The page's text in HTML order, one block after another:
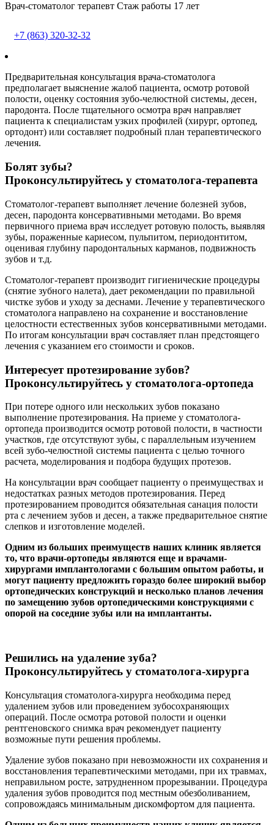
Врач-стоматолог терапевт Стаж работы 17 лет
+7 (863) 320-32-32
Предварительная консультация врача-стоматолога
предполагает выяснение жалоб пациента, осмотр ротовой
полости, оценку состояния зубо-челюстной системы, десен,
пародонта. После тщательного осмотра врач направляет
пациента к специалистам узких профилей (хирург, ортопед,
ортодонт) или составляет подробный план терапевтического
лечения.
Болят зубы?
Проконсультируйтесь у стоматолога-терапевта
Стоматолог-терапевт выполняет лечение болезней зубов,
десен, пародонта консервативными методами. Во время
первичного приема врач исследует ротовую полость, выявляя
зубы, пораженные кариесом, пульпитом, периодонтитом,
оценивая глубину пародонтальных карманов, подвижность
зубов и т.д.
Стоматолог-терапевт производит гигиенические процедуры
(снятие зубного налета), дает рекомендации по правильной
чистке зубов и уходу за деснами. Лечение у терапевтического
стоматолога направлено на сохранение и восстановление
целостности естественных зубов консервативными методами.
По итогам консультации врач составляет план предстоящего
лечения с указанием его стоимости и сроков.
Интересует протезирование зубов?
Проконсультируйтесь у стоматолога-ортопеда
При потере одного или нескольких зубов показано
выполнение протезирования. На приеме у стоматолога-
ортопеда производится осмотр ротовой полости, в частности
участков, где отсутствуют зубы, с параллельным изучением
всей зубо-челюстной системы пациента с целью точного
расчета, моделирования и подбора будущих протезов.
На консультации врач сообщает пациенту о преимуществах и
недостатках разных методов протезирования. Перед
протезированием проводится обязательная санация полости
рта с лечением зубов и десен, а также предварительное снятие
слепков и изготовление моделей.
Одним из больших преимуществ наших клиник является
то, что врачи-ортопеды являются еще и врачами-
хирургами имплантологами с большим опытом работы, и
могут пациенту предложить гораздо более широкий выбор
ортопедических конструкций и несколько планов лечения
по замещению зубов ортопедическими конструкциями с
опорой на соседние зубы или на имплантанты.
Решились на удаление зуба?
Проконсультируйтесь у стоматолога-хирурга
Консультация стоматолога-хирурга необходима перед
удалением зубов или проведением зубосохраняющих
операций. После осмотра ротовой полости и оценки
рентгеновского снимка врач рекомендует пациенту
возможные пути решения проблемы.
Удаление зубов показано при невозможности их сохранения и
восстановления терапевтическими методами, при их травмах,
неправильном росте, затрудненном прорезывании. Процедура
удаления зубов проводится под местным обезболиванием,
сопровождаясь минимальным дискомфортом для пациента.